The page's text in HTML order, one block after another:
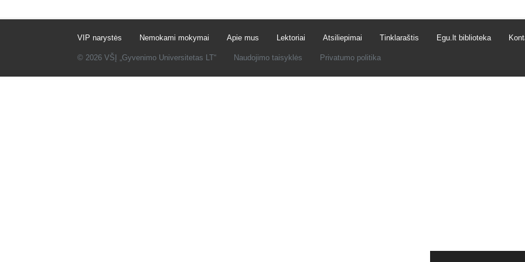
VIP narystės Nemokami mokymai Apie mus Lektoriai Atsiliepimai Tinklaraštis Egu.lt biblioteka
© 2026 VŠĮ „Gyvenimo Universitetas LT“ Naudojimo taisyklės Privatumo politika